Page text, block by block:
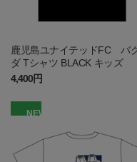
鹿児島ユナイテッドFC バ
ダ Tシャツ BLACK キッズ
4,400円
NEW